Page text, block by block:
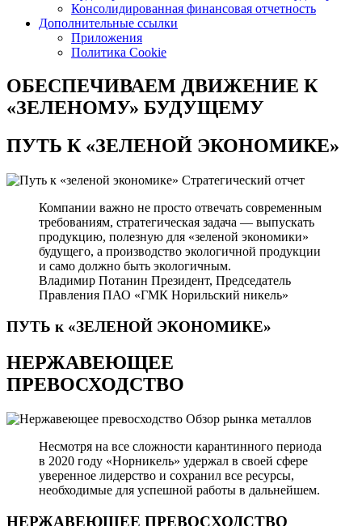
Консолидированная финансовая отчетность
Дополнительные ссылки
Приложения
Политика Cookie
ОБЕСПЕЧИВАЕМ ДВИЖЕНИЕ К
«ЗЕЛЕНОМУ» БУДУЩЕМУ
ПУТЬ К«ЗЕЛЕНОЙ ЭКОНОМИКЕ»
Стратегический отчет
Компании важно не просто отвечать современным
требованиям, стратегическая задача — выпускать
продукцию, полезную для «зеленой экономики»
будущего, а производство экологичной продукции
и само должно быть экологичным.
Владимир Потанин Президент, Председатель
Правления ПАО «ГМК Норильский никель»
ПУТЬ к «ЗЕЛЕНОЙ ЭКОНОМИКЕ»
НЕРЖАВЕЮЩЕЕ
ПРЕВОСХОДСТВО
Обзор рынка металлов
Несмотря на все сложности карантинного периода
в 2020 году «Норникель» удержал в своей сфере
уверенное лидерство и сохранил все ресурсы,
необходимые для успешной работы в дальнейшем.
НЕРЖАВЕЮЩЕЕ ПРЕВОСХОДСТВО